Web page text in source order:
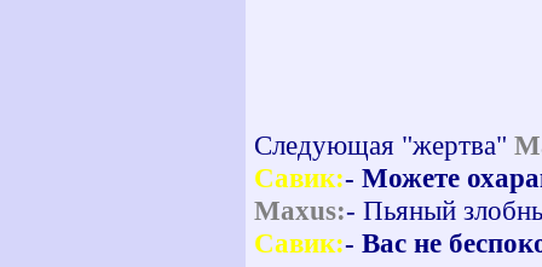
Следующая "жертва"
Савик:- Можете
Maxus:- Пьяный
Савик:- Вас не